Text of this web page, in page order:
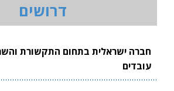
דרושים
חברה ישראלית בתחום התקשורת
עובדים